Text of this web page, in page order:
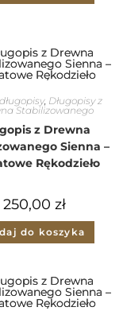
, Długopisy z
Stabilizowanego
z Drewna
Sienna –
Rękodzieło
250,00 zł
do koszyka